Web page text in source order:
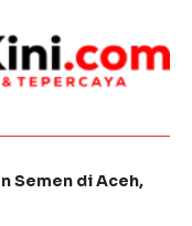
Semen di Aceh,